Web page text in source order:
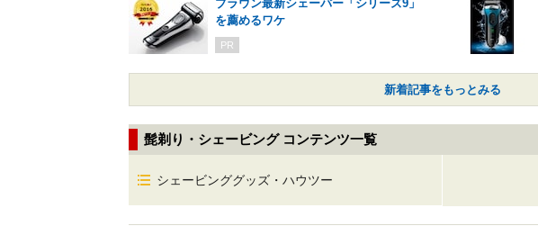
ブラウン最新シェーバー「シリーズ9」
を薦めるワケ
PR
新着記事をもっとみる
髭剃り・シェービング コンテンツ一覧
シェービンググッズ・ハウツー